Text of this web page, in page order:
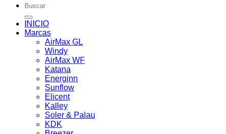
Buscar
por:
INICIO
Marcas
AirMax GL
Windy
AirMax WF
Katana
Energinn
Sunflow
Elicent
Kalley
Soler & Palau
KDK